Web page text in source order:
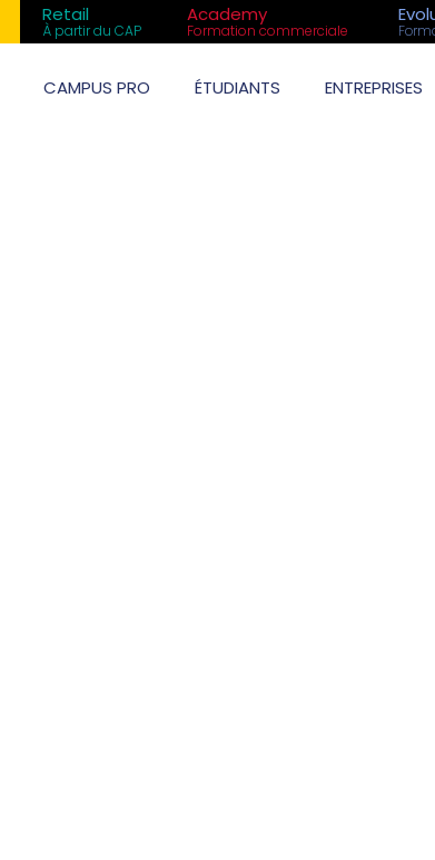
Retail
À partir du CAP
Academy
Formation commerciale
CAMPUS PRO ÉTUDIANTS ENTREPRISES